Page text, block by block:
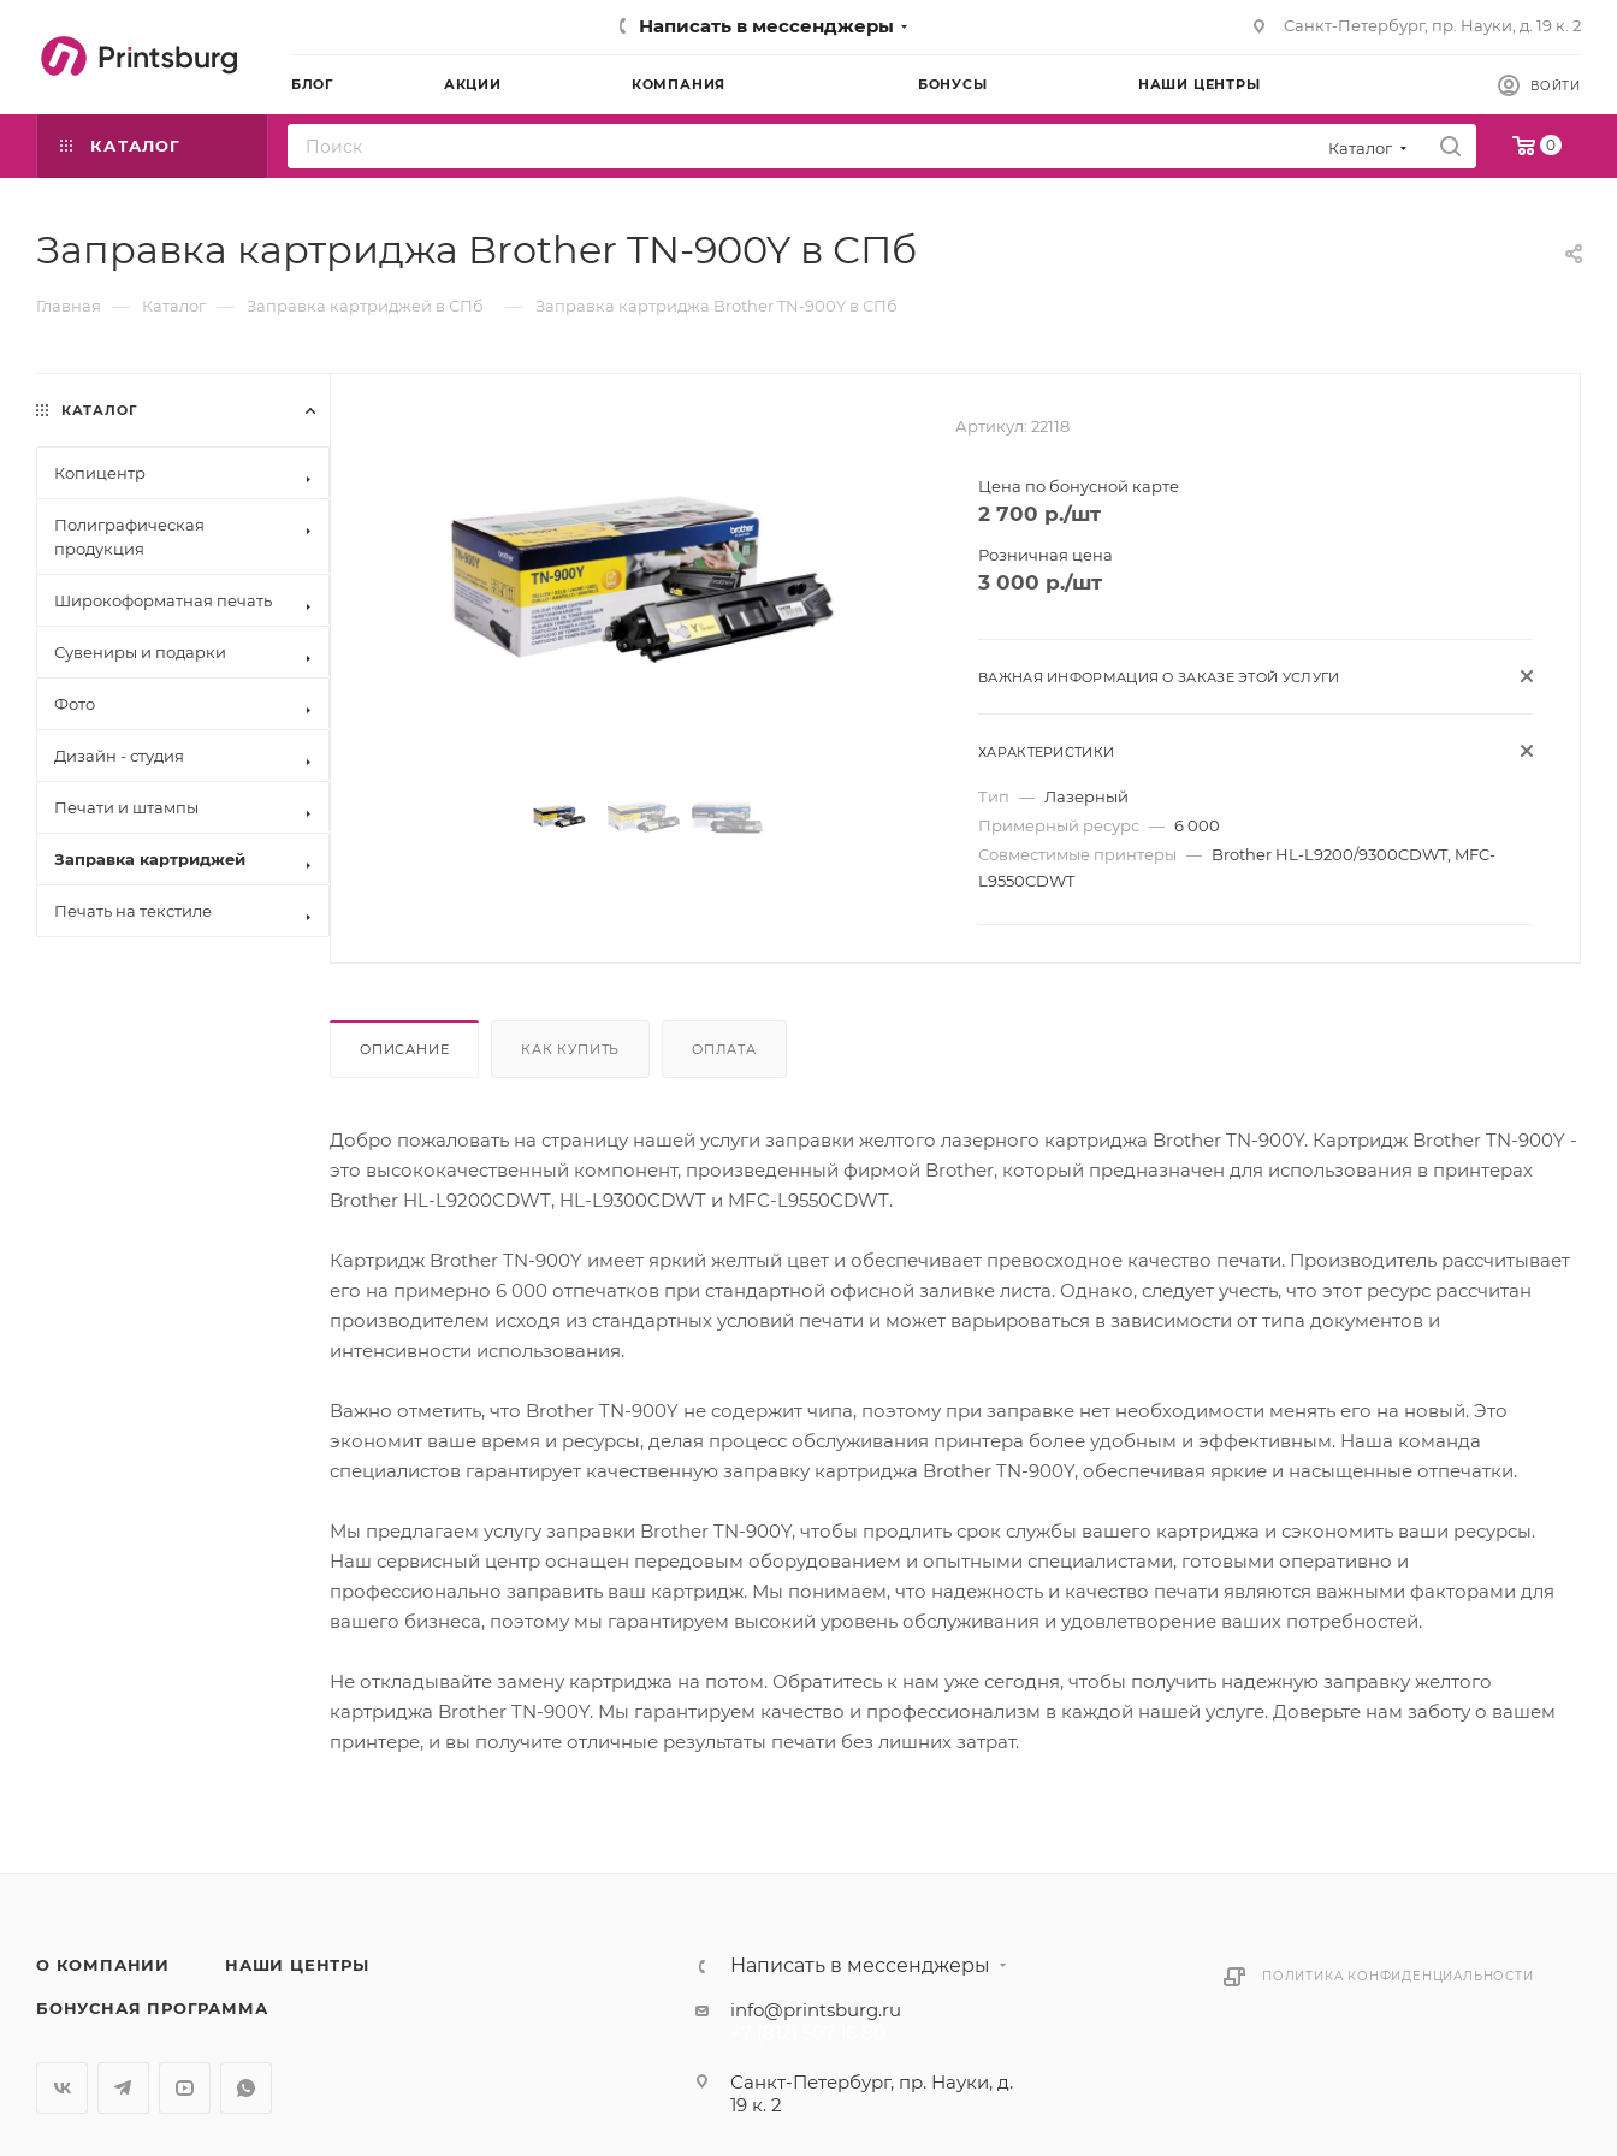
Написать в мессенджеры Санкт-Петербург, пр. Науки, д. 19 к. 2
БЛОГ АКЦИИ КОМПАНИЯ БОНУСЫ НАШИ ЦЕНТРЫ ВОЙТИ
КАТАЛОГ Каталог 0
Заправка картриджа Brother TN-900Y в СПб
Главная — Каталог — Заправка картриджей в СПб — Заправка картриджа Brother TN-900Y в СПб
Артикул: 22118
Цена по бонусной карте
2 700 р./шт
Розничная цена
3 000 р./шт
ВАЖНАЯ ИНФОРМАЦИЯ О ЗАКАЗЕ ЭТОЙ УСЛУГИ
ХАРАКТЕРИСТИКИ
Тип — Лазерный
Примерный ресурс — 6 000
Совместимые принтеры — Brother HL-L9200/9300CDWT, MFC-
L9550CDWT
ОПИСАНИЕ КАК КУПИТЬ ОПЛАТА
Добро пожаловать на страницу нашей услуги заправки желтого лазерного картриджа Brother TN-900Y. Картридж Brother TN-900Y -
это высококачественный компонент, произведенный фирмой Brother, который предназначен для использования в принтерах
Brother HL-L9200CDWT, HL-L9300CDWT и MFC-L9550CDWT.
Картридж Brother TN-900Y имеет яркий желтый цвет и обеспечивает превосходное качество печати. Производитель рассчитывает
его на примерно 6 000 отпечатков при стандартной офисной заливке листа. Однако, следует учесть, что этот ресурс рассчитан
производителем исходя из стандартных условий печати и может варьироваться в зависимости от типа документов и
интенсивности использования.
Важно отметить, что Brother TN-900Y не содержит чипа, поэтому при заправке нет необходимости менять его на новый. Это
экономит ваше время и ресурсы, делая процесс обслуживания принтера более удобным и эффективным. Наша команда
специалистов гарантирует качественную заправку картриджа Brother TN-900Y, обеспечивая яркие и насыщенные отпечатки.
Мы предлагаем услугу заправки Brother TN-900Y, чтобы продлить срок службы вашего картриджа и сэкономить ваши ресурсы.
Наш сервисный центр оснащен передовым оборудованием и опытными специалистами, готовыми оперативно и
профессионально заправить ваш картридж. Мы понимаем, что надежность и качество печати являются важными факторами для
вашего бизнеса, поэтому мы гарантируем высокий уровень обслуживания и удовлетворение ваших потребностей.
Не откладывайте замену картриджа на потом. Обратитесь к нам уже сегодня, чтобы получить надежную заправку желтого
картриджа Brother TN-900Y. Мы гарантируем качество и профессионализм в каждой нашей услуге. Доверьте нам заботу о вашем
принтере, и вы получите отличные результаты печати без лишних затрат.
КАТАЛОГ
Копицентр
Полиграфическая
продукция
Широкоформатная печать
Сувениры и подарки
Фото
Дизайн - студия
Печати и штампы
Заправка картриджей
Hewlett Packard
Konica Minolta
Panasonic
Pantum
Ricoh
Sharp
Печать на текстиле
О КОМПАНИИ НАШИ ЦЕНТРЫ
БОНУСНАЯ ПРОГРАММА
Написать в мессенджеры
info@printsburg.ru
Санкт-Петербург, пр. Науки, д.
19 к. 2
ПОЛИТИКА КОНФИДЕНЦИАЛЬНОСТИ